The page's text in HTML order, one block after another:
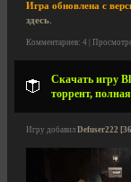
Игра обновлена с
здесь
Комментариев: 4 |
Скачать игру
торрент,
Игру добавил Defuser222